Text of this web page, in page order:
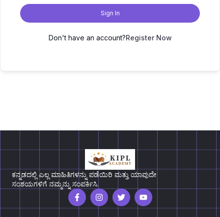
Sign In
Don't have an account?Register Now
ಕನ್ನಡದಲ್ಲಿ ಎಲ್ಲ ಮಾಹಿತಿಗಳನ್ನು ಪಡೆಯಿರಿ ಮತ್ತು ಯಾವುದೇ
ಸಂಶಯಗಳಿಗೆ ನಮ್ಮನ್ನು ಸಂಪರ್ಕಿಸಿ.